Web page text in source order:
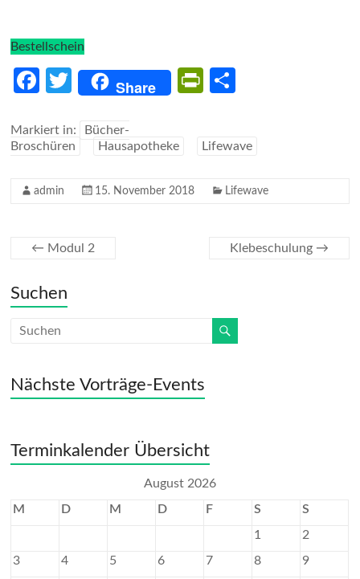
Bestellschein
Fa
b
o
o
T
itt
er
Share
Pr
ri
e
n
Markiert in:
Bücher-
Broschüren
Hausapotheke Lifewave
admin 15. November 2018 Lifewave
← Modul 2 Klebeschulung →
Suchen
Nächste Vorträge-Events
Terminkalender Übersicht
August 2026
M
D M D F S
S
1
2
3
4 5 6 7 8
9